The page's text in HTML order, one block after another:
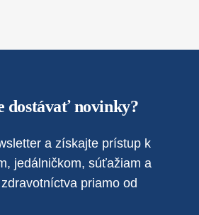
dostávať novinky?
a získajte prístup k
jedálničkom, súťažiam a
priamo od